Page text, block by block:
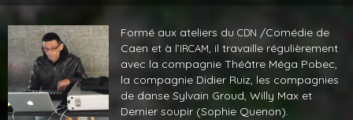
Formé aux ateliers du CDN /Comédie de
Caen et à l’IRCAM, il travaille régulièrement
avec la compagnie Théâtre Méga Pobec,
la compagnie Didier Ruiz, les compagnies
de danse Sylvain Groud, Willy Max et
Dernier soupir (Sophie Quenon).